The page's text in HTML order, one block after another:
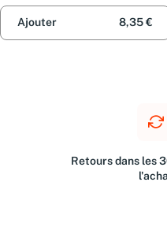
Ajouter 8,35 €
Retours dans les